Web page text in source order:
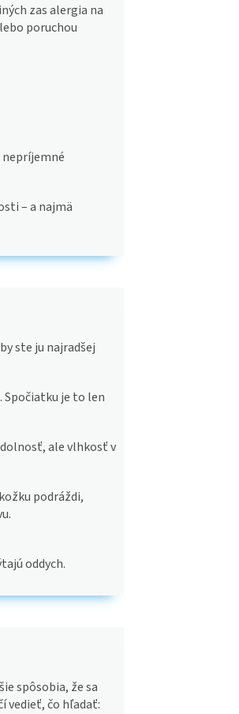
zas alergia na
poruchou
nepríjemné
– a najmä
ste ju najradšej
Spočiatku je to len
ale vlhkosť v
podráždi,
oddych.
spôsobia, že sa
vedieť, čo hľadať: